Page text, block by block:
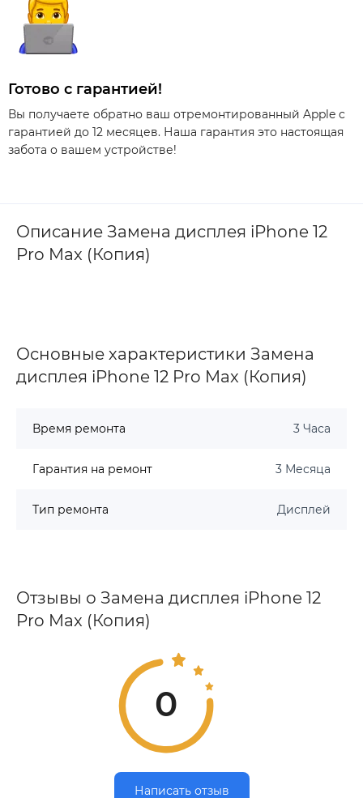
Готово с гарантией!
Вы получаете обратно ваш отремонтированный Apple с
гарантией до 12 месяцев. Наша гарантия это настоящая
забота о вашем устройстве!
Описание Замена дисплея iPhone 12
Pro Max (Копия)
Основные характеристики Замена
дисплея iPhone 12 Pro Max (Копия)
Время ремонта 3 Часа
Гарантия на ремонт 3 Месяца
Тип ремонта Дисплей
Отзывы о Замена дисплея iPhone 12
Pro Max (Копия)
0
Написать отзыв